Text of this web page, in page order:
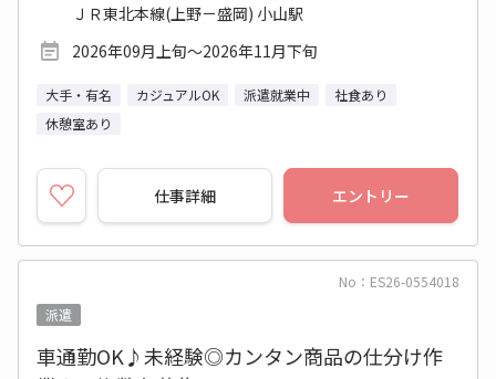
ＪＲ東北本線(上野－盛岡) 小山駅
2026年09月上旬～2026年11月下旬
大手・有名 カジュアルOK 派遣就業中
社食あり
休憩室あり
仕事詳細 エントリー
No：ES26-0554018
派遣
車通勤OK♪未経験◎カンタン商品の仕分け作